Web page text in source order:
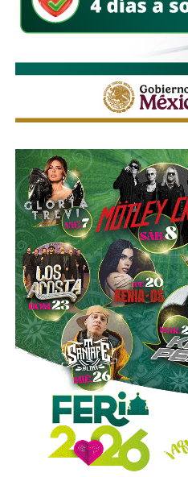
consolidó como una de las
importantes de España
,
que la dejó al borde de la
pasada, hasta queel
necesario para salvar a la
su principal accionista.
con proyectos de la talla de
del Metro de Nueva York.
El vínculo de Slim con El
participación como socio
de Carlos Slim,Carso
(CICSA), fue la que diseñó y
presa, bajo un contrato
documenta el propio sitio de
su portafolio de proyectos de
la revistaExpansióny los
Carso, que reportan el
su conclusión en 2012. Es
operar el acueducto, Slim
levantarlo.
El otro bloque,Conoinsa/
consorcio, la porción mayor),